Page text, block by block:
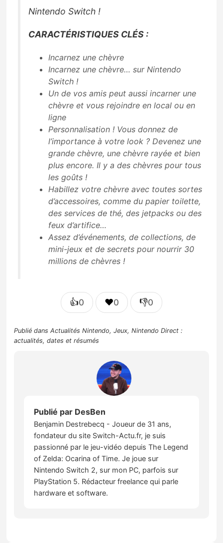
Nintendo Switch !
CARACTÉRISTIQUES CLÉS :
Incarnez une chèvre
Incarnez une chèvre… sur Nintendo
Switch !
Un de vos amis peut aussi incarner une
chèvre et vous rejoindre en local ou en
ligne
Personnalisation ! Vous donnez de
l’importance à votre look ? Devenez une
grande chèvre, une chèvre rayée et bien
plus encore. Il y a des chèvres pour tous
les goûts !
Habillez votre chèvre avec toutes sortes
d’accessoires, comme du papier toilette,
des services de thé, des jetpacks ou des
feux d’artifice…
Assez d’événements, de collections, de
mini-jeux et de secrets pour nourrir 30
millions de chèvres !
👍0 ❤️0 👎0
Publié dansActualités Nintendo,Jeux,Nintendo Direct :
actualités, dates et résumés
Publié par DesBen
Benjamin Destrebecq - Joueur de 31 ans,
fondateur du site Switch-Actu.fr, je suis
passionné par le jeu-vidéo depuis The Legend
of Zelda: Ocarina of Time. Je joue sur
Nintendo Switch 2, sur mon PC, parfois sur
PlayStation 5. Rédacteur freelance qui parle
hardware et software.